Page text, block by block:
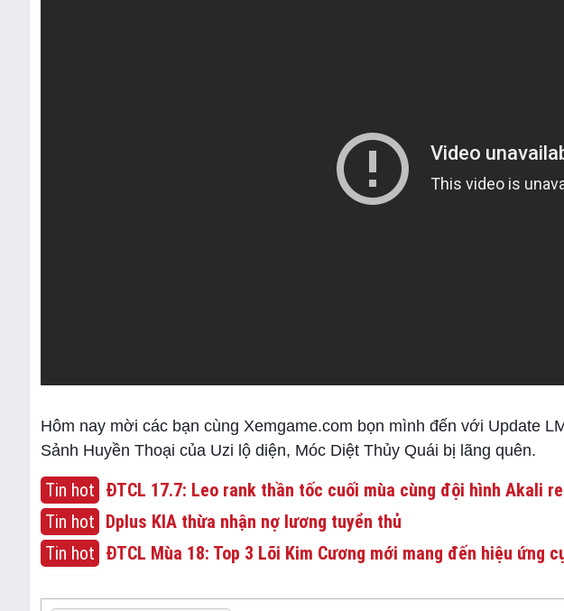
Hôm nay mời các bạn cùng Xemgame.com bọn mình đến với Update
Sảnh Huyền Thoại của Uzi lộ diện, Móc Diệt Thủy Quái bị lãng quên.
Tin hot ĐTCL 17.7: Leo rank thần tốc cuối mùa cùng đội hình Akali
Tin hot Dplus KIA thừa nhận nợ lương tuyển thủ
Tin hot ĐTCL Mùa 18: Top 3 Lõi Kim Cương mới mang đến hiệu ứng